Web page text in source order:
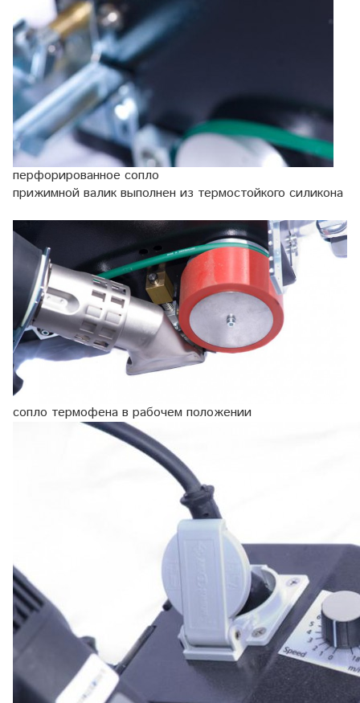
перфорированное сопло
прижимной валик выполнен из термостойкого силикона
сопло термофена в рабочем положении